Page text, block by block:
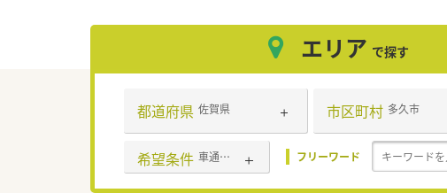
エリア で探す
都道府県 佐賀県 市区町村 多久市
希望条件 車通勤可 フリーワード